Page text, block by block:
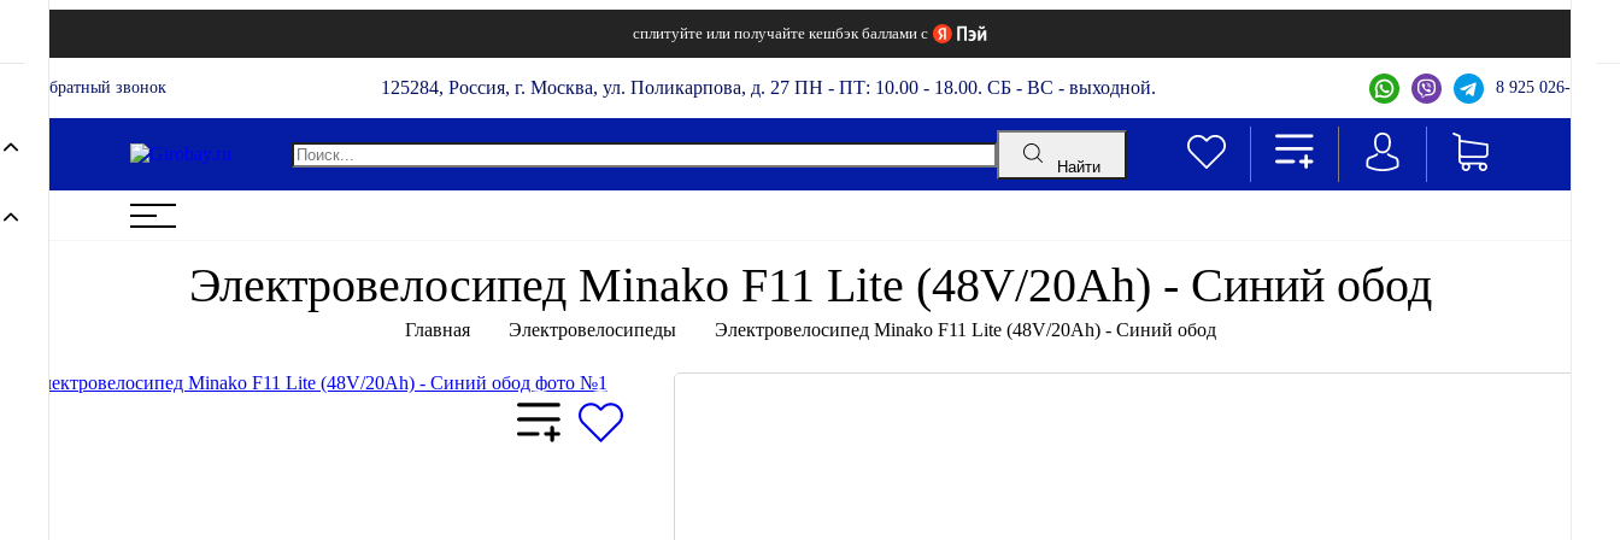
сплитуйте или получайте кешбэк баллами с
Обратный звонок 125284, Россия, г. Москва, ул. Поликарпова, д. 27 ПН - ПТ: 10.00 - 18.00. СБ - ВС - выходной. 8 925 026-44-22
Найти
Электровелосипед Minako F11 Lite (48V/20Ah) - Синий обод
Главная Электровелосипеды Электровелосипед Minako F11 Lite (48V/20Ah) - Синий обод